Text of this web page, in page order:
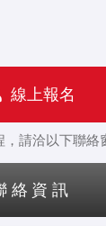
線上報名
請洽以下聯絡
絡資訊